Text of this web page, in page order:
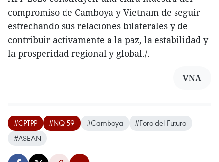
compromiso de Camboya y Vietnam de seguir
estrechando sus relaciones bilaterales y de
contribuir activamente a la paz, la estabilidad y
la prosperidad regional y global./.
VNA
#CPTPP #NQ 59 #Camboya
#Foro del Futuro
#ASEAN